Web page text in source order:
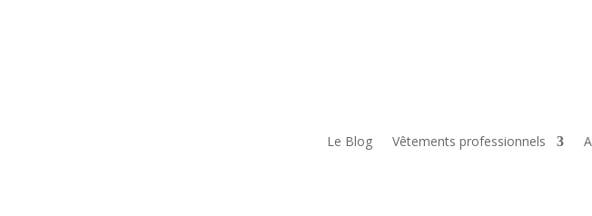
Le Blog Vêtements professionnels